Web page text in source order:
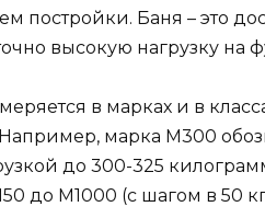
постройки. Баня – это
высокую нагрузку на
в марках и в
марка М300
до 300-325
до М1000 (с шагом в 50